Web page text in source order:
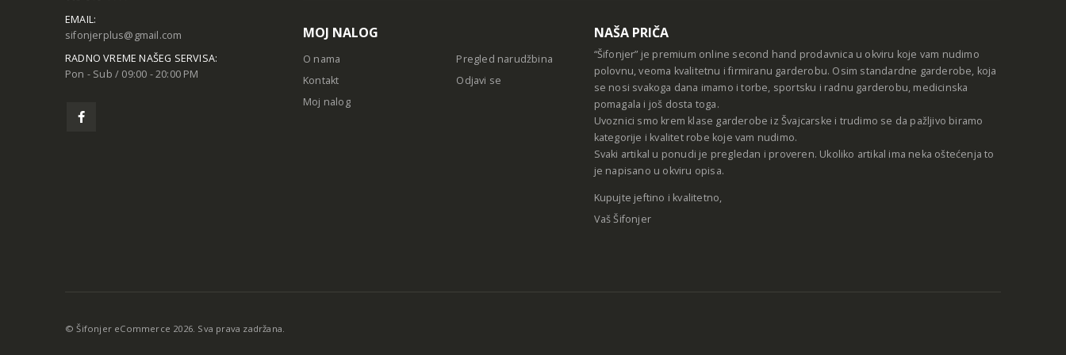
EMAIL:
sifonjerplus@gmail.com
RADNO VREME NAŠEG SERVISA:
Pon - Sub / 09:00 - 20:00 PM
MOJ NALOG
O nama
Kontakt
Moj nalog
Pregled narudžbina
Odjavi se
NAŠA PRIČA
“Šifonjer” je premium online second hand prodavnica u okviru koje vam nudimo
polovnu, veoma kvalitetnu i firmiranu garderobu. Osim standardne garderobe, koja
se nosi svakoga dana imamo i torbe, sportsku i radnu garderobu, medicinska
pomagala i još dosta toga.
Uvoznici smo krem klase garderobe iz Švajcarske i trudimo se da pažljivo biramo
kategorije i kvalitet robe koje vam nudimo.
Svaki artikal u ponudi je pregledan i proveren. Ukoliko artikal ima neka oštećenja to
je napisano u okviru opisa.
Kupujte jeftino i kvalitetno,
Vaš Šifonjer
© Šifonjer eCommerce 2026. Sva prava zadržana.